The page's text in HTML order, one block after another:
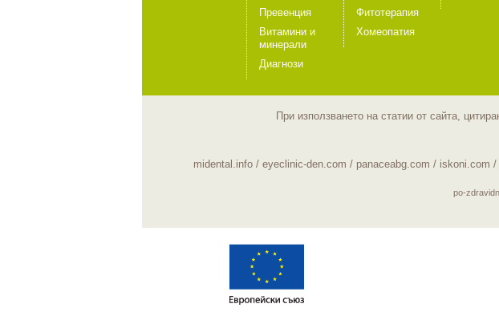
Превенция
Витамини и
минерали
Диагнози
Фитотерапия
Хомеопатия
При използването на статии от сайта,
midental.info/ eyeclinic-den.com / panaceabg.com / iskoni.com /
po-